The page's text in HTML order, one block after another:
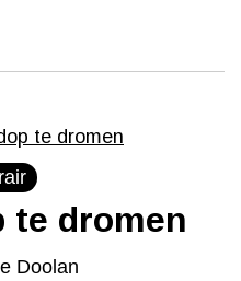
te dromen
Doolan